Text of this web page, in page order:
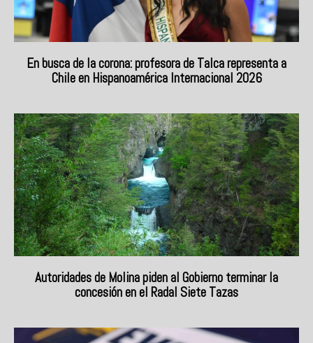
En busca de la corona: profesora de Talca representa a
Chile en Hispanoamérica Internacional 2026
Autoridades de Molina piden al Gobierno terminar la
concesión en el Radal Siete Tazas